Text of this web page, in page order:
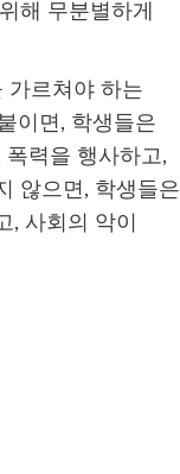
해 무분별하게
가르쳐야 하는
이면, 학생들은
력을 행사하고,
않으면, 학생들은
사회의 악이